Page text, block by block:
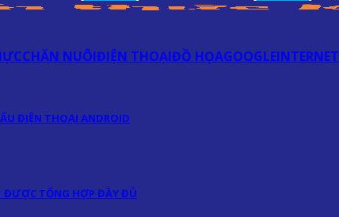
CHĂN NUÔIĐIỆN THOẠIĐỒ HỌAGOOGLEINTERNET
ĐIỆN THOẠI ANDROID
ĐƯỢC TỔNG HỢP ĐẦY ĐỦ